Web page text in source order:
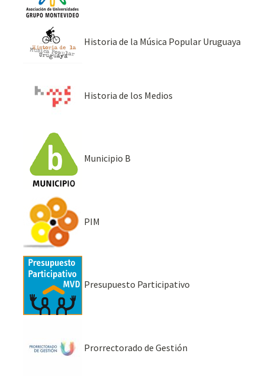
Historia de la Música Popular Uruguaya
Historia de los Medios
Municipio B
PIM
Presupuesto Participativo
Prorrectorado de Gestión